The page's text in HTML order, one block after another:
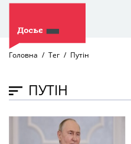
Головна Тег Путін
ПУТІН